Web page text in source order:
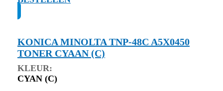
KONICA MINOLTA TNP-48C A5X0450
TONER CYAAN (C)
KLEUR:
CYAN (C)